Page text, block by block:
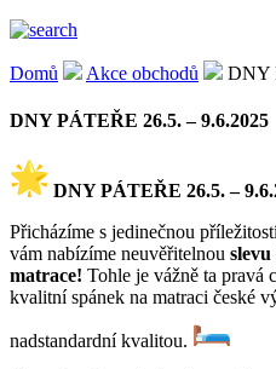
Domů Akce obchodů DNY
DNY PÁTEŘE 26.5. – 9.6.2025
DNY PÁTEŘE 26.5. –
Přicházíme s jedinečnou
vám nabízíme neuvěřitelnou
matrace! Tohle je vážně ta pravá
kvalitní spánek na matraci české
nadstandardní kvalitou.